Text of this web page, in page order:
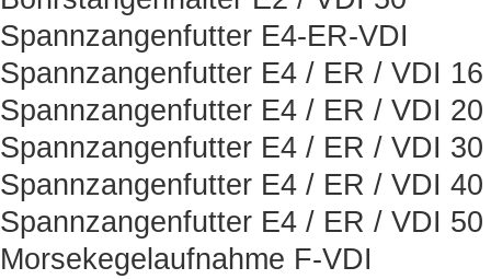
Spannzangenfutter E4-ER-VDI
Spannzangenfutter E4 / ER / VDI 16
Spannzangenfutter E4 / ER / VDI 20
Spannzangenfutter E4 / ER / VDI 30
Spannzangenfutter E4 / ER / VDI 40
Spannzangenfutter E4 / ER / VDI 50
Morsekegelaufnahme F-VDI